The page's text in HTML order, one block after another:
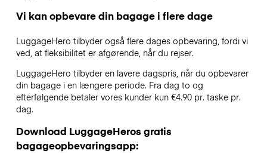
Vi kan opbevare din bagage i flere dage
LuggageHero tilbyder også flere dages opbevaring, fordi vi
ved, at fleksibilitet er afgørende, når du rejser.
LuggageHero tilbyder en lavere dagspris, når du opbevarer
din bagage i en længere periode. Fra dag to og
efterfølgende betaler vores kunder kun €4.90 pr. taske pr.
dag.
Download LuggageHeros gratis
bagageopbevaringsapp: